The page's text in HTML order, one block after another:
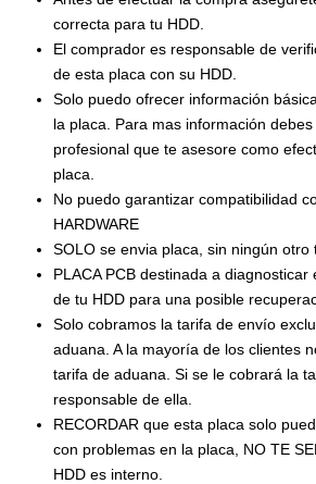
correcta para tu HDD.
El comprador es responsable de
de esta placa con su HDD.
Solo puedo ofrecer información
la placa. Para mas información
profesional que te asesore como
placa.
No puedo garantizar compatibilidad
HARDWARE
SOLO se envia placa, sin ningún otro
PLACA PCB destinada a diagnosticar
de tu HDD para una posible
Solo cobramos la tarifa de envío
aduana. A la mayoría de los clientes
tarifa de aduana. Si se le cobrará la
responsable de ella.
RECORDAR que esta placa solo
con problemas en la placa, NO TE
HDD es interno.